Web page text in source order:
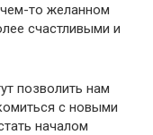
то желанном
счастливыми и
позволить нам
с новыми
началом